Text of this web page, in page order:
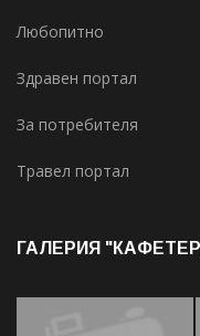
Любопитно
Здравен портал
За потребителя
Травел портал
ГАЛЕРИЯ